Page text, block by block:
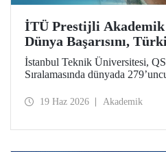
İTÜ Prestijli Akademik
Dünya Başarısını,
Taçlandırdı
İstanbul Teknik Üniversitesi,
Sıralamasında dünyada
sıralamaya giren 25 üniversite
19 Haz 2026 Akademik